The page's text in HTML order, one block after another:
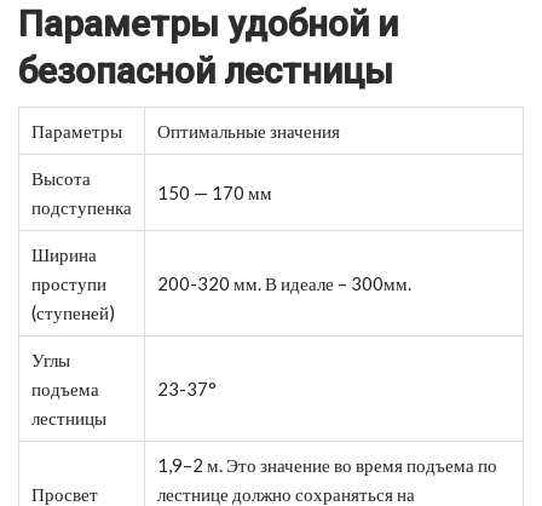
Параметры удобной и
безопасной лестницы
Параметры Оптимальные значения
Высота
подступенка
150 — 170 мм
Ширина
проступи
(ступеней)
200-320 мм. В идеале – 300мм.
Углы
подъема
лестницы
23-37°
Просвет
1,9–2 м. Это значение во время подъема по
лестнице должно сохраняться на